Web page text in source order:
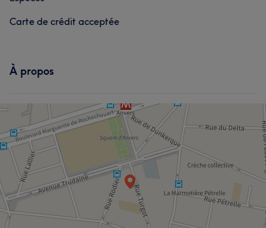
Visage Coiffure
Carte de crédit acceptée
À propos